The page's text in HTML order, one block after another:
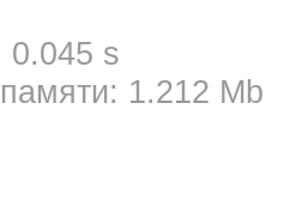
0.045 s
1.212 Mb